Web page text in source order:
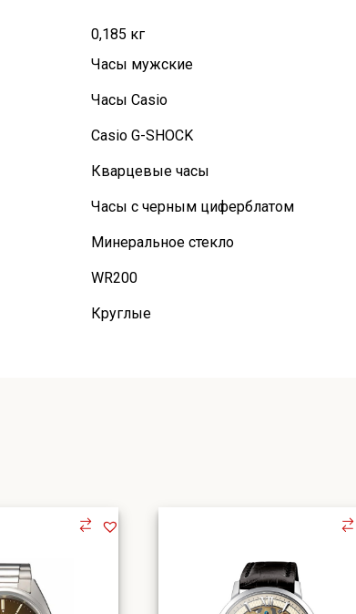
0,185 кг
Часы мужские
Часы Casio
Casio G-SHOCK
Кварцевые часы
Часы с черным циферблатом
Минеральное стекло
WR200
Круглые